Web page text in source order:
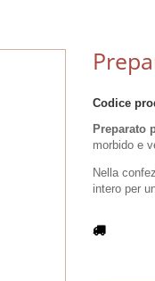
Codice
Preparato
morbido e
Nella
intero per